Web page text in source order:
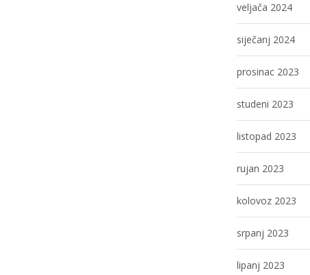
veljača 2024
siječanj 2024
prosinac 2023
studeni 2023
listopad 2023
rujan 2023
kolovoz 2023
srpanj 2023
lipanj 2023